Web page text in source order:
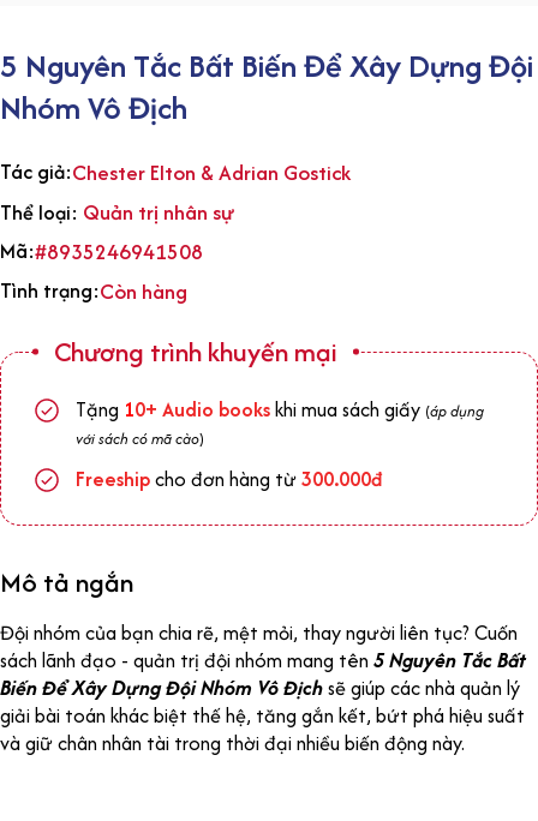
5 Nguyên Tắc Bất Biến Để Xây Dựng Đội
Nhóm Vô Địch
Tác giả:Chester Elton & Adrian Gostick
Thể loại: Quản trị nhân sự
Mã:#8935246941508
Tình trạng:Còn hàng
Chương trình khuyến mại
Tặng 10+ Audio bookskhi mua sách giấy (áp dụng
với sách có mã cào)
Freeshipcho đơn hàng từ300.000đ
Mô tả ngắn
Đội nhóm của bạn chia rẽ, mệt mỏi, thay người liên tục? Cuốn
sách lãnh đạo - quản trị đội nhóm mang tên 5 Nguyên Tắc Bất
Biến Để Xây Dựng Đội Nhóm Vô Địchsẽ giúp các nhà quản lý
giải bài toán khác biệt thế hệ, tăng gắn kết, bứt phá hiệu suất
và giữ chân nhân tài trong thời đại nhiều biến động này.